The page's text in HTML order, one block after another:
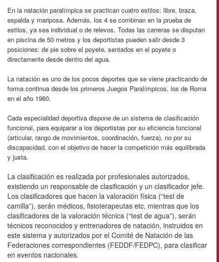
En la natación paralímpica se practican cuatro estilos: libre, braza,
espalda y mariposa. Además, los 4 se combinan en la prueba de
estilos, ya sea individual o de relevos. Todas las carreras se disputan
en piscina de 50 metros y los deportistas pueden salir desde 3
posiciones: de pie sobre el poyete, sentados en el poyete o
directamente desde dentro del agua.
La natación es uno de los pocos deportes que se viene practicando de
forma continua desde los primeros Juegos Paralímpicos, los de Roma
en el año 1960.
Cada especialidad deportiva dispone de un sistema de clasificación
funcional, para equiparar a los deportistas por su eficiencia funcional
(articular, rango de movimientos, coordinación, fuerza), no por su
discapacidad, con el objetivo de hacer la competición más equilibrada
y justa.
La clasificación es realizada por profesionales autorizados,
existiendo un responsable de clasificación y un clasificador jefe.
Los clasificadores que hacen la valoración física (“test de
camilla”), serán médicos, fisioterapeutas etc, mientras que los
clasificadores de la valoración técnica (“test de agua”), serán
técnicos reconocidos y entrenadores de natación, instruidos en
este sistema y autorizados por el Comité de Natación de las
Federaciones correspondientes (FEDDF/FEDPC), para clasificar
en eventos nacionales.